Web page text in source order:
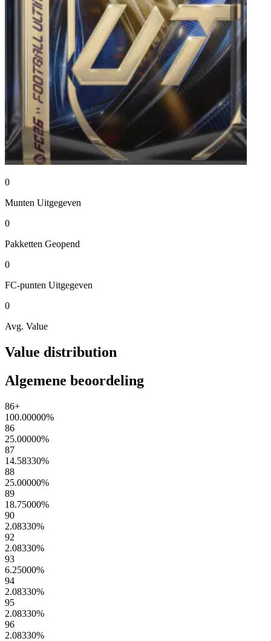
0
Munten Uitgegeven
0
Pakketten Geopend
0
FC-punten Uitgegeven
0
Avg. Value
Value distribution
Algemene beoordeling
86+
100.00000%
86
25.00000%
87
14.58330%
88
25.00000%
89
18.75000%
90
2.08330%
92
2.08330%
93
6.25000%
94
2.08330%
95
2.08330%
96
2.08330%